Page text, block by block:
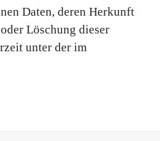
Daten, deren Herkunft
Löschung dieser
unter der im